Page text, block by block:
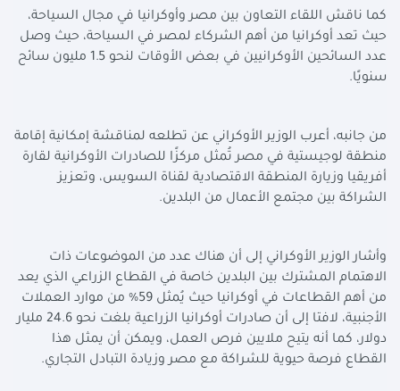
كما ناقش اللقاء التعاون بين مصر وأوكرانيا في مجال السياحة،
حيث تعد أوكرانيا من أهم الشركاء لمصر في السياحة، حيث وصل
عدد السائحين الأوكرانيين في بعض الأوقات لنحو 1.5 مليون سائح
سنويًا.
من جانبه، أعرب الوزير الأوكراني عن تطلعه لمناقشة إمكانية إقامة
منطقة لوجيستية في مصر تُمثل مركزًا للصادرات الأوكرانية لقارة
أفريقيا وزيارة المنطقة الاقتصادية لقناة السويس، وتعزيز
الشراكة بين مجتمع الأعمال من البلدين.
وأشار الوزير الأوكراني إلى أن هناك عدد من الموضوعات ذات
الاهتمام المشترك بين البلدين خاصة في القطاع الزراعي الذي يعد
من أهم القطاعات في أوكرانيا حيث يُمثل 59% من موارد العملات
الأجنبية، لافتا إلى أن صادرات أوكرانيا الزراعية بلغت نحو 24.6 مليار
دولار، كما أنه يتيح ملايين فرص العمل، ويمكن أن يمثل هذا
القطاع فرصة حيوية للشراكة مع مصر وزيادة التبادل التجاري.